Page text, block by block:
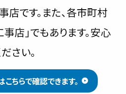
利用の流れ
対応エリア
です。また、各市町村
店」でもあります。安心
さい。
ちらで確認できます。